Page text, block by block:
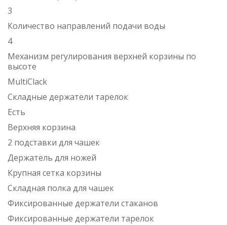
3
Количество направлений подачи воды
4
Механизм регулирования верхней корзины по
высоте
MultiClack
Складные держатели тарелок
Есть
Верхняя корзина
2 подставки для чашек
Держатель для ножей
Крупная сетка корзины
Складная полка для чашек
Фиксированные держатели стаканов
Фиксированные держатели тарелок